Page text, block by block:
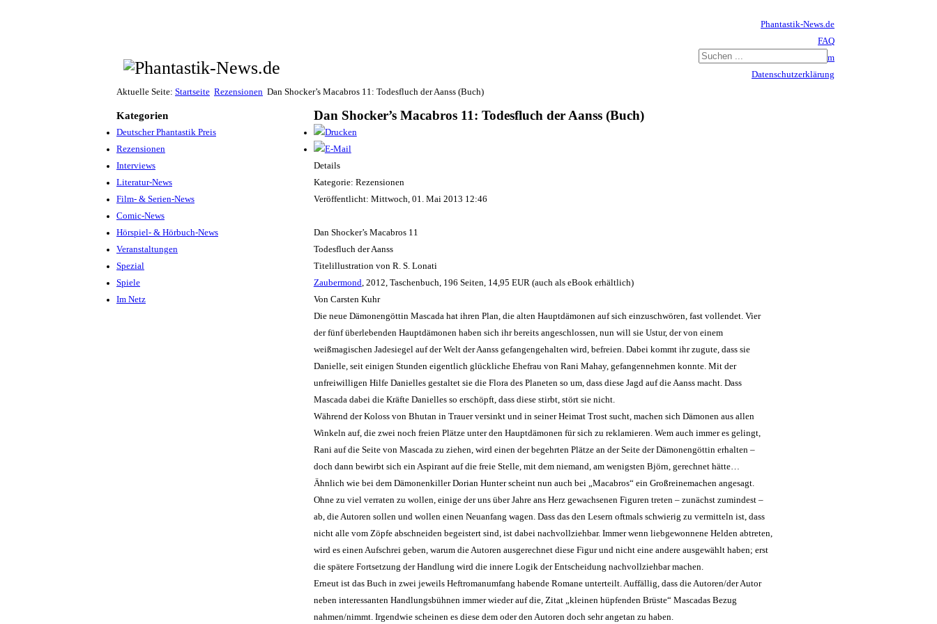
Phantastik-News.de
FAQ
Impressum
Datenschutzerklärung
Aktuelle Seite: Startseite Rezensionen Dan Shocker’s Macabros 11: Todesfluch der Aanss (Buch)
Kategorien
Deutscher Phantastik Preis
Rezensionen
Interviews
Literatur-News
Film- & Serien-News
Comic-News
Hörspiel- & Hörbuch-News
Veranstaltungen
Spezial
Spiele
Im Netz
Dan Shocker’s Macabros 11: Todesfluch der Aanss (Buch)
Details
Kategorie: Rezensionen
Veröffentlicht: Mittwoch, 01. Mai 2013 12:46
Dan Shocker’s Macabros 11
Todesfluch der Aanss
Titelillustration von R. S. Lonati
Zaubermond , 2012, Taschenbuch, 196 Seiten, 14,95 EUR (auch als eBook erhältlich)
Von Carsten Kuhr
Die neue Dämonengöttin Mascada hat ihren Plan, die alten Hauptdämonen auf sich einzuschwören, fast vollendet. Vier
der fünf überlebenden Hauptdämonen haben sich ihr bereits angeschlossen, nun will sie Ustur, der von einem
weißmagischen Jadesiegel auf der Welt der Aanss gefangengehalten wird, befreien. Dabei kommt ihr zugute, dass sie
Danielle, seit einigen Stunden eigentlich glückliche Ehefrau von Rani Mahay, gefangennehmen konnte. Mit der
unfreiwilligen Hilfe Danielles gestaltet sie die Flora des Planeten so um, dass diese Jagd auf die Aanss macht. Dass
Mascada dabei die Kräfte Danielles so erschöpft, dass diese stirbt, stört sie nicht.
Während der Koloss von Bhutan in Trauer versinkt und in seiner Heimat Trost sucht, machen sich Dämonen aus allen
Winkeln auf, die zwei noch freien Plätze unter den Hauptdämonen für sich zu reklamieren. Wem auch immer es gelingt,
Rani auf die Seite von Mascada zu ziehen, wird einen der begehrten Plätze an der Seite der Dämonengöttin erhalten –
doch dann bewirbt sich ein Aspirant auf die freie Stelle, mit dem niemand, am wenigsten Björn, gerechnet hätte…
Ähnlich wie bei dem Dämonenkiller Dorian Hunter scheint nun auch bei „Macabros“ ein Großreinemachen angesagt.
Ohne zu viel verraten zu wollen, einige der uns über Jahre ans Herz gewachsenen Figuren treten – zunächst zumindest –
ab, die Autoren sollen und wollen einen Neuanfang wagen. Dass das den Lesern oftmals schwierig zu vermitteln ist, dass
nicht alle vom Zöpfe abschneiden begeistert sind, ist dabei nachvollziehbar. Immer wenn liebgewonnene Helden abtreten,
wird es einen Aufschrei geben, warum die Autoren ausgerechnet diese Figur und nicht eine andere ausgewählt haben; erst
die spätere Fortsetzung der Handlung wird die innere Logik der Entscheidung nachvollziehbar machen.
Erneut ist das Buch in zwei jeweils Heftromanumfang habende Romane unterteilt. Auffällig, dass die Autoren/der Autor
neben interessanten Handlungsbühnen immer wieder auf die, Zitat „kleinen hüpfenden Brüste“ Mascadas Bezug
nahmen/nimmt. Irgendwie scheinen es diese dem oder den Autoren doch sehr angetan zu haben.